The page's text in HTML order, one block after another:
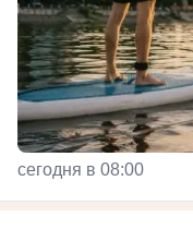
сегодня в 08:00